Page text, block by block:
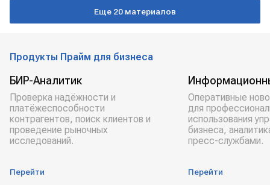
Еще 20 материалов
Продукты Прайм для бизнеса
БИР-Аналитик
Проверка надёжности и
платёжеспособности
контрагентов, поиск клиентов и
проведение рыночных
исследований.
Перейти
Оперативные
для
использования
бизнеса,
пресс-службами.
Перейти